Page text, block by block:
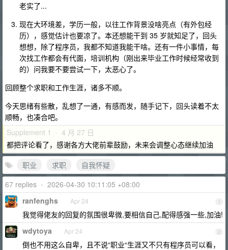
老实了...
现在大环境差，学历一般，以往工作背景没啥亮点（有外包经
历），感觉估计也要凉了。本还想能干到 35 岁就知足了，回头
想想，除了程序员，我都不知道我能干啥。还有一件小事情，每
次找工作都会有代面，培训机构（刚出来毕业工作时候经常收到
的）问我要不要尝试一下，太恶心了。
回顾整个求职和工作生涯，诸多不顺。
今天思绪有些散，乱想了一通，有感而发，随手记下，回头读着不太
顺畅，也凑合吧。
Supplement 1 · 4 月 27 日
都把评论看了，感谢各方大佬前辈鼓励，未来会调整心态继续加油
职业
求职
自我怀疑
67 replies • 2026-04-30 10:11:05 +08:00
1
ranfenghs Apr 24
我觉得佬友的回复的氛围很卑微,要相信自己,配得感强一些,加油!
2
wdytoya Apr 24
倒也不用这么自卑，且不说“职业“生涯又不只有程序员可以看，